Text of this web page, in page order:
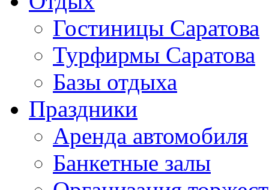
Гостиницы Саратова
Турфирмы Саратова
Базы отдыха
Праздники
Аренда автомобиля
Банкетные залы